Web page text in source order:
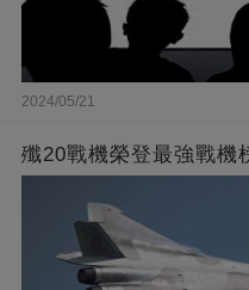
2024/05/21
殲20戰機榮登最強戰機